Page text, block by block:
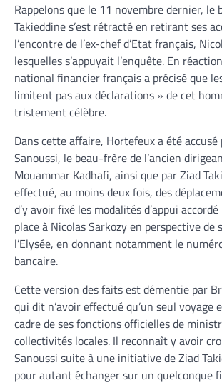
Rappelons que le 11 novembre dernier, le
Takieddine s’est rétracté en retirant ses
l’encontre de l’ex-chef d’Etat français,
lesquelles s’appuyait l’enquête. En
national financier français a précisé que
limitent pas aux déclarations » de cet
tristement célèbre.
Dans cette affaire, Hortefeux a été accusé
Sanoussi, le beau-frère de l’ancien
Mouammar Kadhafi, ainsi que par Ziad
effectué, au moins deux fois, des
d’y avoir fixé les modalités d’appui
place à Nicolas Sarkozy en perspective de
l’Elysée, en donnant notamment le
bancaire.
Cette version des faits est démentie par
qui dit n’avoir effectué qu’un seul voyage
cadre de ses fonctions officielles de
collectivités locales. Il reconnaît y avoir
Sanoussi suite à une initiative de Ziad
pour autant échanger sur un quelconque